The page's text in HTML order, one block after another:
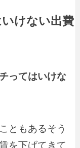
けない出費
ってはいけな
ともあるそう
を下げてきて